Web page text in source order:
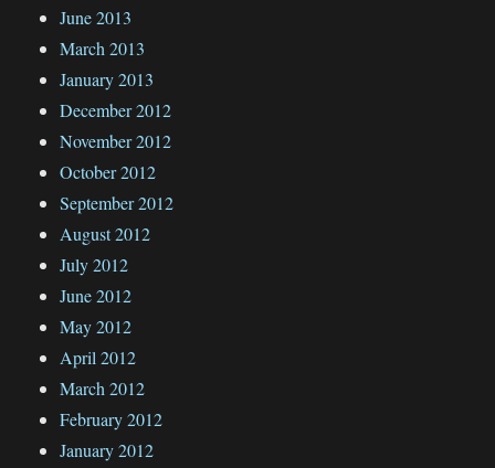
June 2013
March 2013
January 2013
December 2012
November 2012
October 2012
September 2012
August 2012
July 2012
June 2012
May 2012
April 2012
March 2012
February 2012
January 2012